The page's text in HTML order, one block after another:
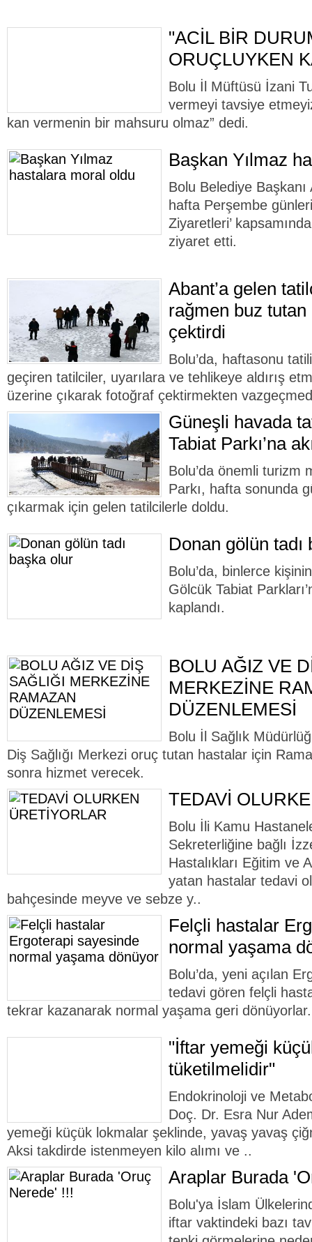
"ACİL BİR
ORUÇLUYKEN
Bolu İl Müftüsü İzani
vermeyi tavsiye
kan vermenin bir mahsuru olmaz” dedi.
Başkan Yılmaz
Bolu Belediye
hafta Perşembe
Ziyaretleri’
ziyaret etti.
Abant’a gelen
rağmen buz
çektirdi
Bolu’da, haftasonu
geçiren tatilciler, uyarılara ve tehlikeye aldırış
üzerine çıkarak fotoğraf çektirmekten
Güneşli havada
Tabiat Parkı’na
Bolu’da önemli turizm
Parkı, hafta sonunda
çıkarmak için gelen tatilcilerle doldu.
Donan gölün tadı
Bolu’da, binlerce
Gölcük Tabiat
kaplandı.
BOLU AĞIZ VE
MERKEZİNE
DÜZENLEMESİ
Bolu İl Sağlık
Diş Sağlığı Merkezi oruç tutan hastalar için
sonra hizmet verecek.
TEDAVİ
Bolu İli Kamu
Sekreterliğine bağlı
Hastalıkları Eğitim ve
yatan hastalar tedavi
bahçesinde meyve ve sebze y..
Felçli hastalar
normal yaşama
Bolu’da, yeni açılan
tedavi gören felçli
tekrar kazanarak normal yaşama geri dönüyorlar.
"İftar yemeği
tüketilmelidir"
Endokrinoloji ve
Doç. Dr. Esra Nur
yemeği küçük lokmalar şeklinde, yavaş yavaş
Aksi takdirde istenmeyen kilo alımı ve ..
Araplar Burada
Bolu'ya İslam
iftar vaktindeki bazı